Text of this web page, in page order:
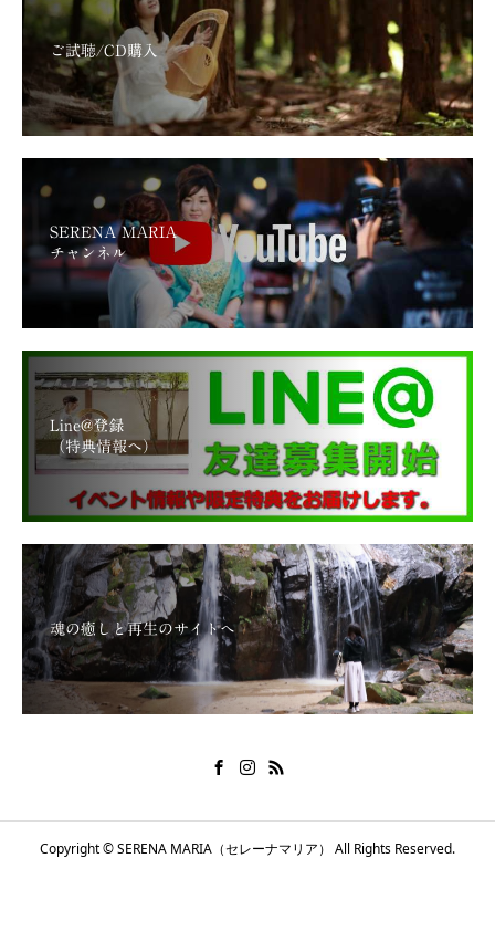
ご試聴/CD購入
SERENA MARIA
チャンネル
Line@登録
（特典情報へ）
魂の癒しと再生のサイトへ
Copyright © SERENA MARIA（セレーナマリア） All Rights Reserved.
メールで問い合わせる